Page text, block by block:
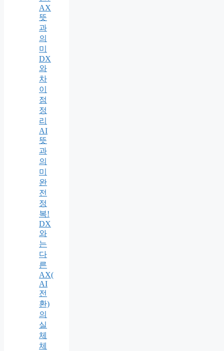
AX
뜻
과
의
미
DX
와
차
이
점
정
리
AI
뜻
과
의
미
완
전
정
복!
DX
와
는
다
른
AX(
AI
전
환)
의
실
체
체